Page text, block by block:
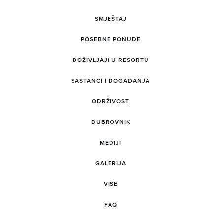
SMJEŠTAJ
POSEBNE PONUDE
DOŽIVLJAJI U RESORTU
SASTANCI I DOGAĐANJA
ODRŽIVOST
DUBROVNIK
MEDIJI
GALERIJA
VIŠE
FAQ